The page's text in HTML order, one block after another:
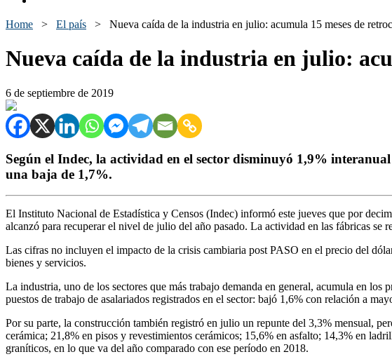
Home > El país > Nueva caída de la industria en julio: acumula 15 meses de
Nueva caída de la industria en julio:
6 de septiembre de 2019
Según el Indec, la actividad en el sector disminuyó 1,9%
una baja de 1,7%.
El Instituto Nacional de Estadística y Censos (Indec) informó este jueves que por
alcanzó para recuperar el nivel de julio del año pasado. La actividad en las fábricas se
Las cifras no incluyen el impacto de la crisis cambiaria post PASO en el precio del
bienes y servicios.
La industria, uno de los sectores que más trabajo demanda en general, acumula en
puestos de trabajo de asalariados registrados en el sector: bajó 1,6% con relación a
Por su parte, la construcción también registró en julio un repunte del 3,3% mensual,
cerámica; 21,8% en pisos y revestimientos cerámicos; 15,6% en asfalto; 14,3% en
graníticos, en lo que va del año comparado con ese período en 2018.